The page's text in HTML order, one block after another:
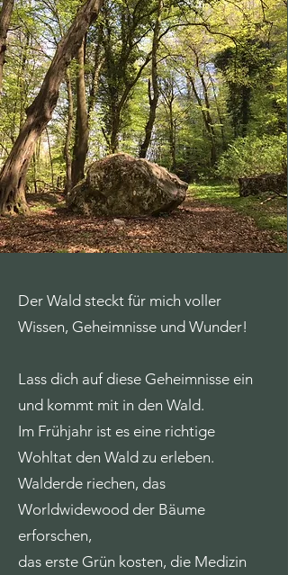
Der Wald steckt für mich voller
Wissen, Geheimnisse und Wunder!
Lass dich auf diese Geheimnisse ein
und kommt mit in den Wald.
Im Frühjahr ist es eine richtige
Wohltat den Wald zu erleben.
Walderde riechen, das
Worldwidewood der Bäume
erforschen,
das erste Grün kosten, die Medizin